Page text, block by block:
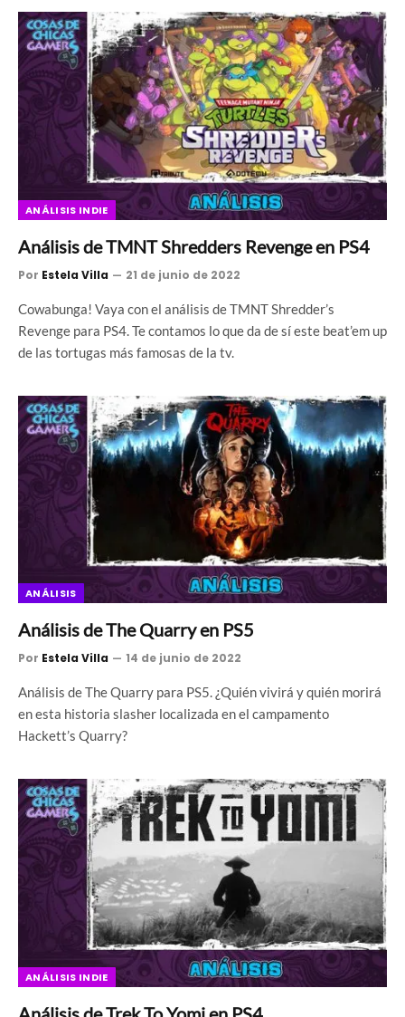
ANÁLISIS INDIE
Análisis de TMNT Shredders Revenge en PS4
Por Estela Villa 21 de junio de 2022
Cowabunga! Vaya con el análisis de TMNT Shredder’s
Revenge para PS4. Te contamos lo que da de sí este beat’em up
de las tortugas más famosas de la tv.
ANÁLISIS
Análisis de The Quarry en PS5
Por Estela Villa 14 de junio de 2022
Análisis de The Quarry para PS5. ¿Quién vivirá y quién morirá
en esta historia slasher localizada en el campamento
Hackett’s Quarry?
ANÁLISIS INDIE